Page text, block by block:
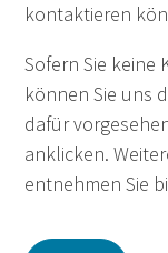
kontaktieren
Sofern Sie
können Sie uns
dafür
anklicken.
entnehmen Sie